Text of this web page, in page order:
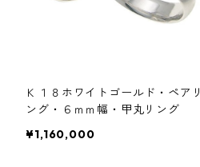
Ｋ１８ホワイトゴールド・ペアリ
ング・６ｍｍ幅・甲丸リング
¥1,160,000